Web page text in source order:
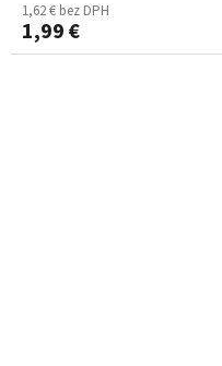
1,62 € bez DPH
1,99 €